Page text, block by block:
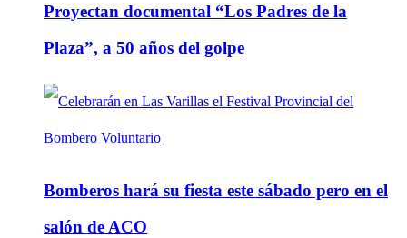
Proyectan documental “Los Padres de la
Plaza”, a 50 años del golpe
Bomberos hará su fiesta este sábado pero en el
salón de ACO